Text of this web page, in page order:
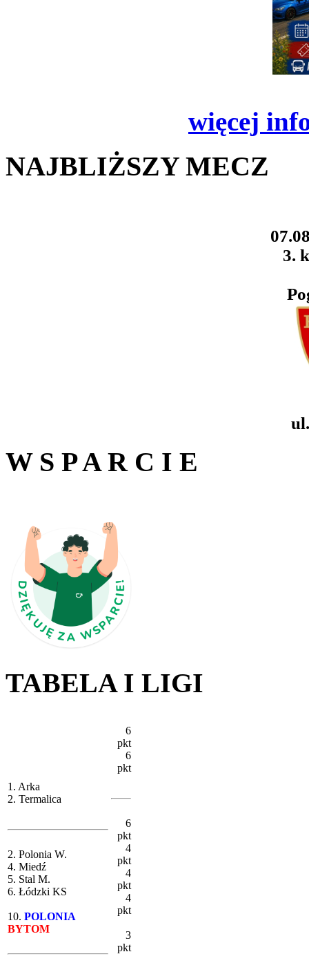
więcej
NAJBLIŻSZY MECZ
3.
W S P A R C I E
TABELA I LIGI
1. Arka
2. Termalica
2. Polonia W.
4. Miedź
5. Stal M.
6. Łódzki KS
10. POLONIA
BYTOM
6
pkt
6
pkt
6
pkt
4
pkt
4
pkt
4
pkt
3
pkt